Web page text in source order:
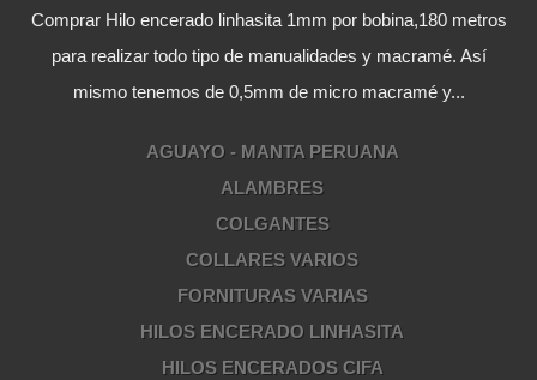
Comprar Hilo encerado linhasita 1mm por bobina,180 metros
para realizar todo tipo de manualidades y macramé. Así
mismo tenemos de 0,5mm de micro macramé y...
AGUAYO - MANTA PERUANA
ALAMBRES
COLGANTES
COLLARES VARIOS
FORNITURAS VARIAS
HILOS ENCERADO LINHASITA
HILOS ENCERADOS CIFA